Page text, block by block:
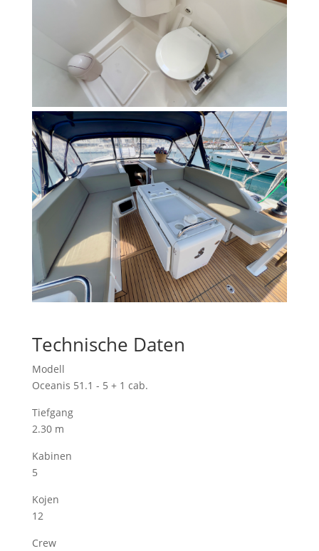
Technische Daten
Modell
Oceanis 51.1 - 5 + 1 cab.
Tiefgang
2.30 m
Kabinen
5
Kojen
12
Crew